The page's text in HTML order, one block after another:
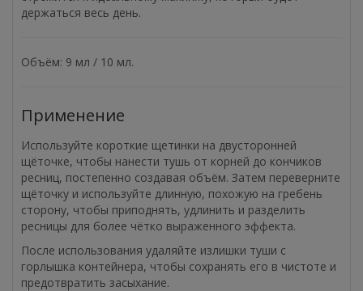
держаться весь день.
Объём: 9 мл / 10 мл.
Применение
Используйте короткие щетинки на двусторонней
щёточке, чтобы нанести тушь от корней до кончиков
ресниц, постепенно создавая объём. Затем переверните
щёточку и используйте длинную, похожую на гребень
сторону, чтобы приподнять, удлинить и разделить
ресницы для более чётко выраженного эффекта.
После использования удаляйте излишки туши с
горлышка контейнера, чтобы сохранять его в чистоте и
предотвратить засыхание.